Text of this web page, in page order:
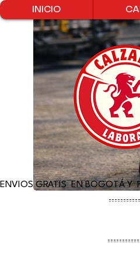
INICIO
ENVIOS GRATIS  EN BOGOTÁ Y